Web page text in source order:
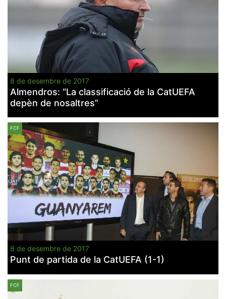
8 de desembre de 2017
Almendros: “La classificació de la CatUEFA
depèn de nosaltres”
FCF
8 de desembre de 2017
Punt de partida de la CatUEFA (1-1)
FCF